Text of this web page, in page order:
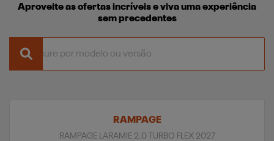
Aproveite as ofertas incríveis e viva uma experiência
sem precedentes
RAMPAGE
RAMPAGE LARAMIE 2.0 TURBO FLEX 2027